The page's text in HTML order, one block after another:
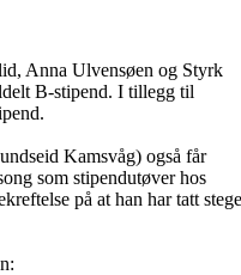
Anna Ulvensøen og Styrk
B-stipend. I tillegg til
Kamsvåg) også får
som stipendutøver hos
på at han har tatt